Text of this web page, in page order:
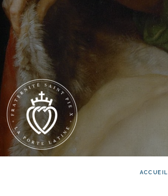
ACCUEIL